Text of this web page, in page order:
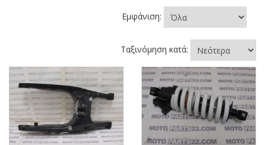
Εμφάνιση:
Ταξινόμηση κατά: